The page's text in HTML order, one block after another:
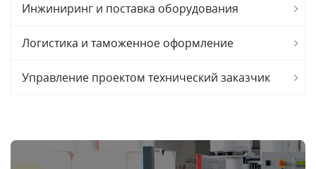
Инжиниринг и поставка оборудования
Логистика и таможенное оформление
Управление проектом технический заказчик